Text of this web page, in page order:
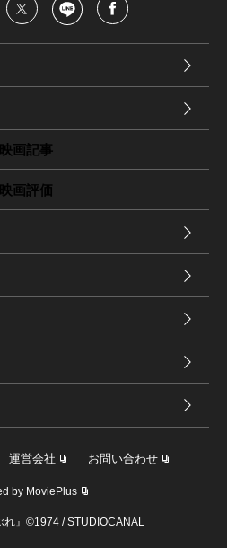
映画記事
映画評価
運営会社 お問い合わせ
by MoviePlus
れ』©1974 / STUDIOCANAL